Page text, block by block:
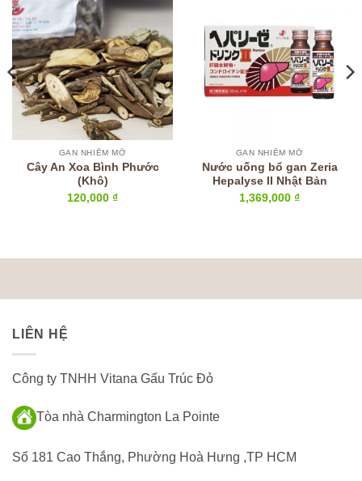
GAN NHIỄM MỠ
Cây An Xoa Bình Phước
(Khô)
120,000 ₫
GAN NHIỄM MỠ
Nước uống bổ gan Zeria
Hepalyse II Nhật Bản
1,369,000 ₫
LIÊN HỆ
Công ty TNHH Vitana Gấu Trúc Đỏ
Tòa nhà Charmington La Pointe
Số 181 Cao Thắng, Phường Hoà Hưng ,TP HCM